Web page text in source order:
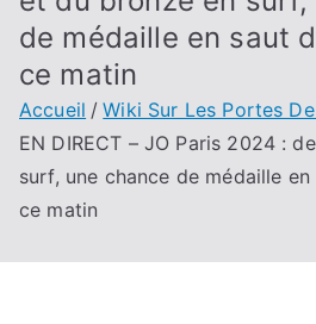
de médaille en saut
ce matin
Accueil
Wiki Sur Les Portes
EN DIRECT – JO Paris 2024 :
surf, une chance de médaille en
ce matin